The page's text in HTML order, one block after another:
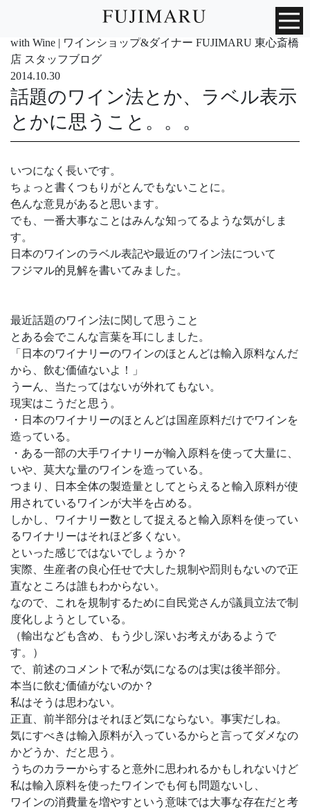
with Wine | ワインショップ&ダイナー FUJIMARU 東心斎橋
店 スタッフブログ
2014.10.30
話題のワイン法とか、ラベル表示
とかに思うこと。。。
いつになく長いです。
ちょっと書くつもりがとんでもないことに。
色んな意見があると思います。
でも、一番大事なことはみんな知ってるような気がしま
す。
日本のワインのラベル表記や最近のワイン法について
フジマル的見解を書いてみました。
最近話題のワイン法に関して思うこと
とある会でこんな言葉を耳にしました。
「日本のワイナリーのワインのほとんどは輸入原料なんだ
から、飲む価値ないよ！」
うーん、当たってはないが外れてもない。
現実はこうだと思う。
・日本のワイナリーのほとんどは国産原料だけでワインを
造っている。
・ある一部の大手ワイナリーが輸入原料を使って大量に、
いや、莫大な量のワインを造っている。
つまり、日本全体の製造量としてとらえると輸入原料が使
用されているワインが大半を占める。
しかし、ワイナリー数として捉えると輸入原料を使ってい
るワイナリーはそれほど多くない。
といった感じではないでしょうか？
実際、生産者の良心任せで大した規制や罰則もないので正
直なところは誰もわからない。
なので、これを規制するために自民党さんが議員立法で制
度化しようとしている。
（輸出なども含め、もう少し深いお考えがあるようで
す。）
で、前述のコメントで私が気になるのは実は後半部分。
本当に飲む価値がないのか？
私はそうは思わない。
正直、前半部分はそれほど気にならない。事実だしね。
気にすべきは輸入原料が入っているからと言ってダメなの
かどうか、だと思う。
うちのカラーからすると意外に思われるかもしれないけど
私は輸入原料を使ったワインでも何も問題ないし、
ワインの消費量を増やすという意味では大事な存在だと考